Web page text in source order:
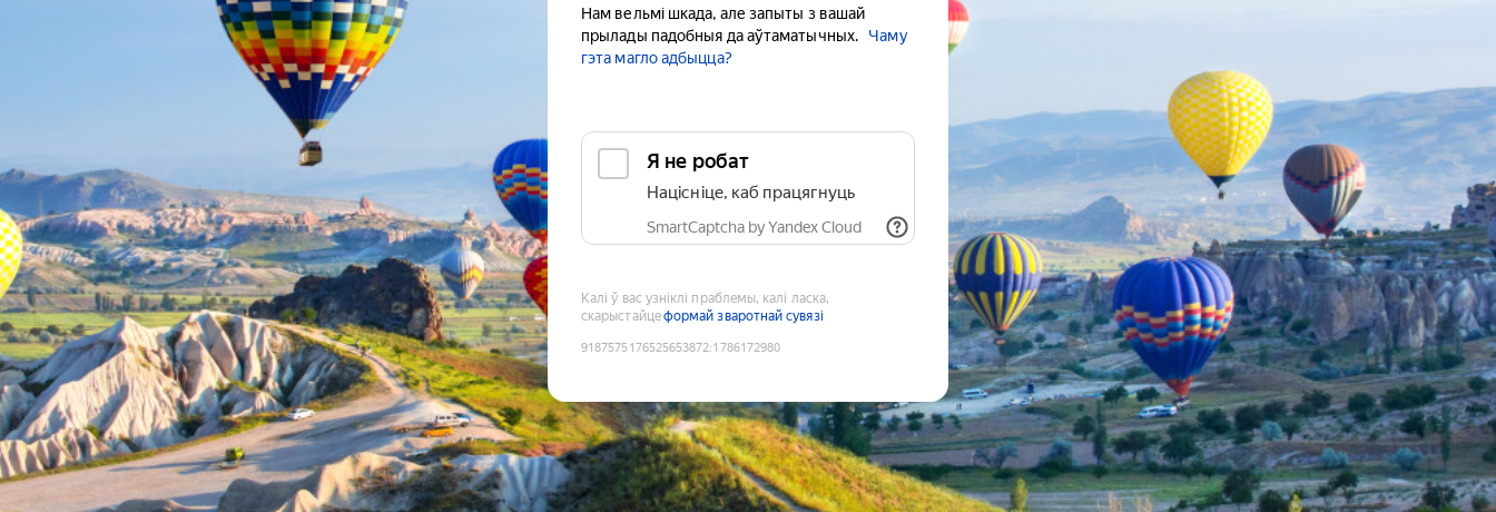
Нам вельмі шкада, але запыты з вашай
прылады падобныя да аўтаматычных.
Чаму
гэта магло адбыцца?
Я не робат
Націсніце, каб працягнуць
SmartCaptcha by Yandex Cloud
Калі ў вас узніклі праблемы, калі ласка,
скарыстайцеформай зваротнай сувязі
9187575176525653872:1786172980